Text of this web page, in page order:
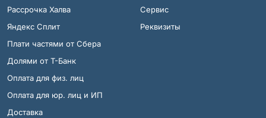
Рассрочка Халва
Яндекс Сплит
Плати частями от Сбера
Долями от Т-Банк
Оплата для физ. лиц
Оплата для юр. лиц и ИП
Доставка
Сервис
Реквизиты